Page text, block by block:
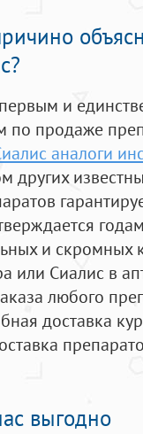
и
по продаже
аналоги
других
и
или Сиалис в
любого
доставка
выгодно